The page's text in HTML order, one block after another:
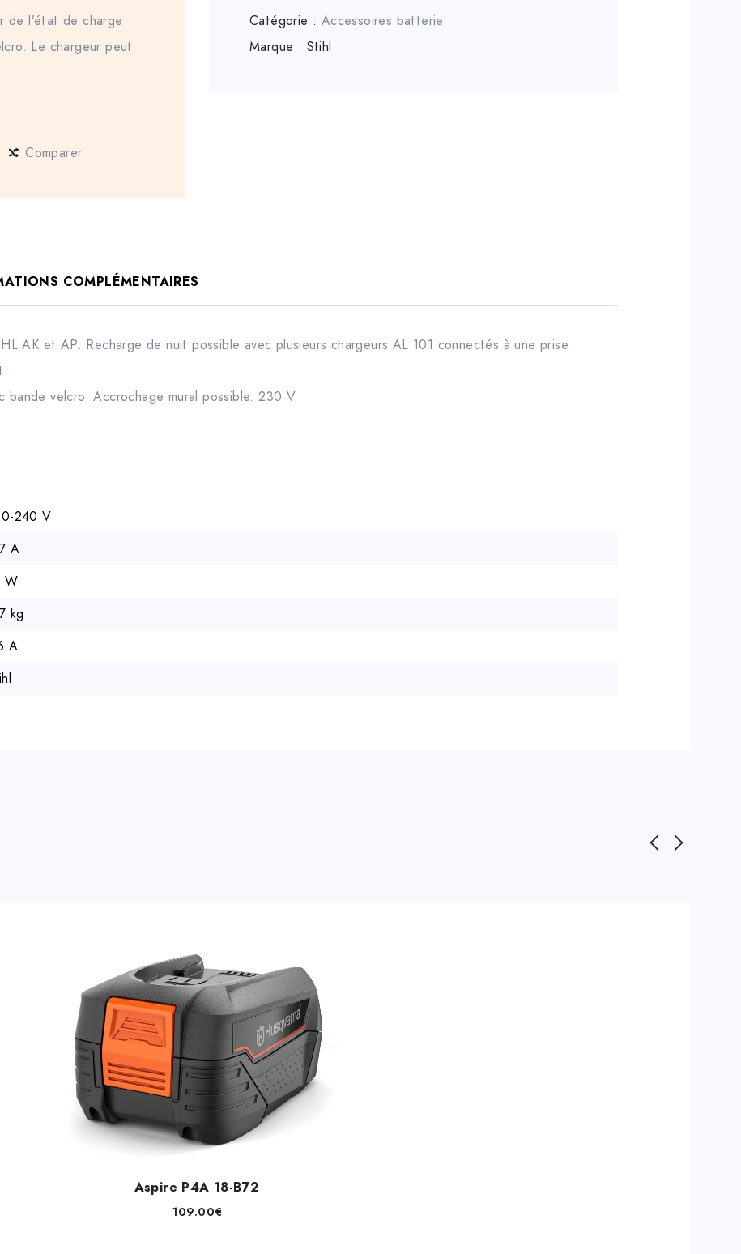
de l’état de charge
Le chargeur peut
Comparer
Catégorie : Accessoires batterie
Marque : Stihl
COMPLÉMENTAIRES
AK et AP. Recharge de nuit possible avec plusieurs chargeurs AL 101 connectés à une prise
bande velcro. Accrochage mural possible. 230 V.
240 V
A
W
kg
A
Aspire P4A 18-B72
109.00€